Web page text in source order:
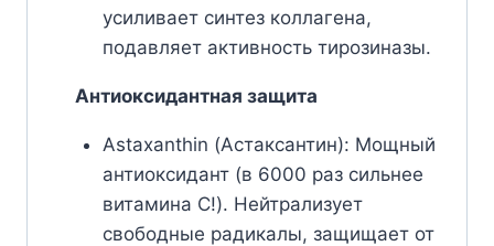
усиливает синтез коллагена,
подавляет активность тирозиназы.
Антиоксидантная защита
Astaxanthin (Астаксантин): Мощный
антиоксидант (в 6000 раз сильнее
витамина C!). Нейтрализует
свободные радикалы, защищает от